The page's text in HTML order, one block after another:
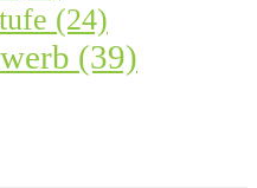
(24)
(39)